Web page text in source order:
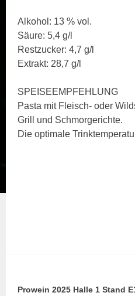
Alkohol: 13 % vol.
Säure: 5,4 g/l
Restzucker: 4,7 g/l
Extrakt: 28,7 g/l
SPEISEEMPFEHLUNG
Pasta mit Fleisch- oder
Grill und Schmorgerichte.
Die optimale
Prowein 2025 Halle 1 Stand